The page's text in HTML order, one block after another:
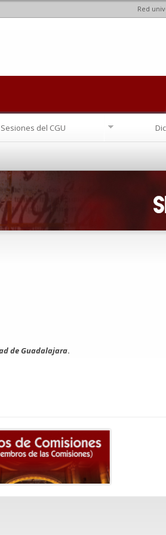
Red
Sesiones del CGU
de Guadalajara.